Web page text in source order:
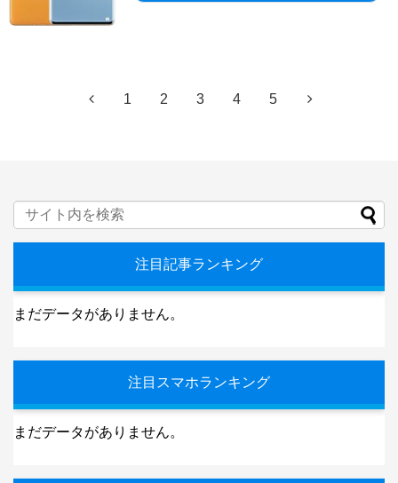
1 2 3 4 5
注目記事ランキング
まだデータがありません。
注目スマホランキング
まだデータがありません。